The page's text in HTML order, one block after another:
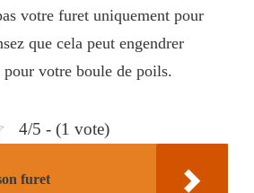
votre furet uniquement pour
que cela peut engendrer
pour votre boule de poils.
4/5 - (1 vote)
furet